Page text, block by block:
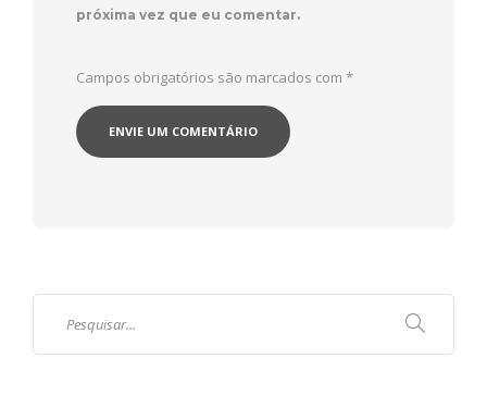
próxima vez que eu comentar.
Campos obrigatórios são marcados com *